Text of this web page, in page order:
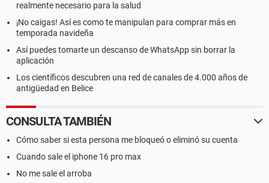
realmente necesario para la salud
¡No caigas! Así es como te manipulan para comprar más en
temporada navideña
Así puedes tomarte un descanso de WhatsApp sin borrar la
aplicación
Los científicos descubren una red de canales de 4.000 años de
antigüedad en Belice
CONSULTA TAMBIÉN
Cómo saber si esta persona me bloqueó o eliminó su cuenta
Cuando sale el iphone 16 pro max
No me sale el arroba